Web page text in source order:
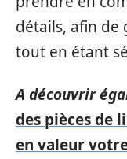
détails, afin
tout en étant
A découvrir
des pièces de
en valeur